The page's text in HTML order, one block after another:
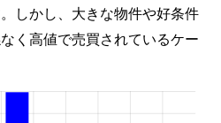
しかし、大きな物件や好条件
く高値で売買されているケー